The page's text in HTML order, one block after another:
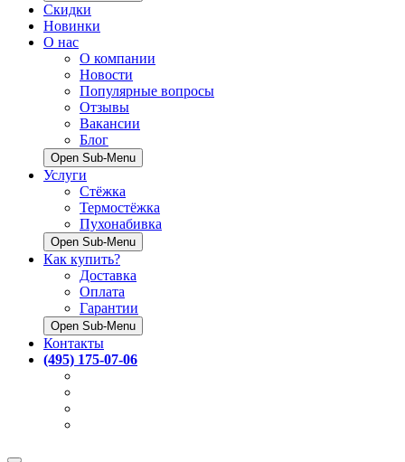
Скидки
Новинки
О нас
О компании
Новости
Популярные вопросы
Отзывы
Вакансии
Блог
Open Sub-Menu
Услуги
Стёжка
Термостёжка
Пухонабивка
Open Sub-Menu
Как купить?
Доставка
Оплата
Гарантии
Open Sub-Menu
Контакты
(495) 175-07-06